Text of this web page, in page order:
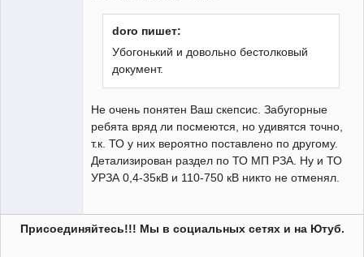
doro пишет:
Убогонький и довольно бестолковый
документ.
Не очень понятен Ваш скепсис. Забугорные
ребята вряд ли посмеются, но удивятся точно,
т.к. ТО у них вероятно поставлено по другому.
Детализирован раздел по ТО МП РЗА. Ну и ТО
УРЗА 0,4-35кВ и 110-750 кВ никто не отменял.
Присоединяйтесь!!! Мы в социальных сетях и на Ютуб.